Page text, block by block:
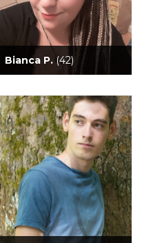
Bianca P. (42)